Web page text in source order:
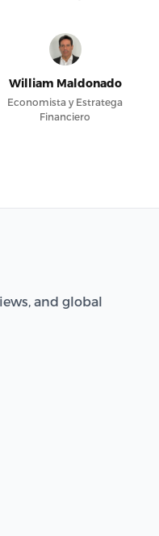
William Maldonado
Economista y Estratega
Financiero
and global